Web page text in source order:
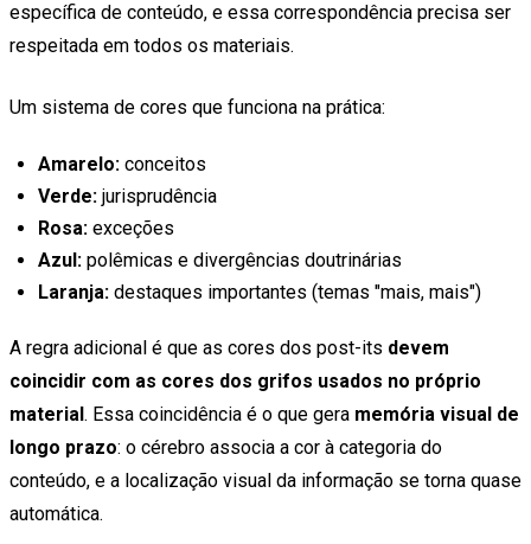
específica de conteúdo, e essa correspondência precisa ser
respeitada em todos os materiais.
Um sistema de cores que funciona na prática:
Amarelo: conceitos
Verde: jurisprudência
Rosa: exceções
Azul: polêmicas e divergências doutrinárias
Laranja: destaques importantes (temas "mais, mais")
A regra adicional é que as cores dos post-its devem
coincidir com as cores dos grifos usados no próprio
material . Essa coincidência é o que gera memória visual de
longo prazo: o cérebro associa a cor à categoria do
conteúdo, e a localização visual da informação se torna quase
automática.